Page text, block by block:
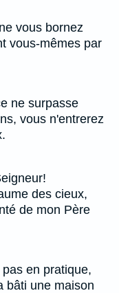
vous bornez
vous-mêmes par
ne surpasse
vous n'entrerez
des cieux,
de mon Père
en pratique,
bâti une maison